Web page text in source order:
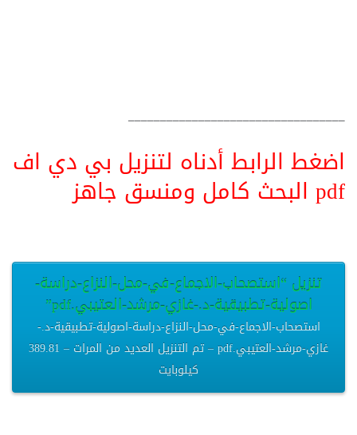
__________________________________
اضغط الرابط أدناه لتنزيل بي دي اف
pdf البحث كامل ومنسق جاهز
تنزيل “استصحاب-الاجماع-في-محل-النزاع-دراسة-
اصولية-تطبيقية-د.-غازي-مرشد-العتيبي.pdf”
استصحاب-الاجماع-في-محل-النزاع-دراسة-اصولية-تطبيقية-د.-
غازي-مرشد-العتيبي.pdf – تم التنزيل العديد من المرات – 389.81
كيلوبايت